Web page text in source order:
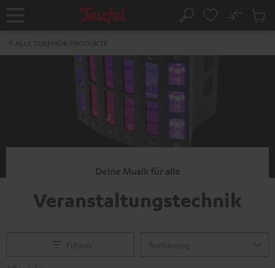
Startseite Suche
No
Deine Musik für alle
Veranstaltungstechnik